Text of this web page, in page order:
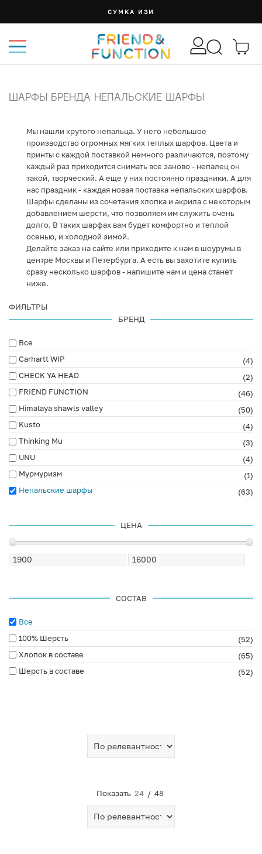
СУМКА ИЗИ
ШАРФЫ БРЕНДА НЕПАЛЬСКИЕ ШАРФЫ
Мы нашли крутого непальца. У него небольшое
производство огромных мягких теплых шарфов. Цвета и
принты с каждой поставкой немного различаются, поэтому
каждый раз приходится снимать все заново - непалец он
такой, творческий. А еще у них постоянно праздники. А для
нас праздник - каждая новая поставка непальских шарфов.
Шарфы сделаны из сочетания хлопка и акрила с некоторым
добавлением шерсти, что позволяем им служить очень
долго. В таких шарфах вам будет комфортно и теплой
осенью, и холодной зимой.
Делайте заказ на сайте или приходите к нам в шоурумы в
центре Москвы и Петербурга. А есть вы захотите купить
сразу несколько шарфов - напишите нам и цена станет
ниже.
ФИЛЬТРЫ
БРЕНД
Все
Carhartt WIP
(4)
CHECK YA HEAD
(2)
FRIEND FUNCTION
(46)
Himalaya shawls valley
(50)
Kusto
(4)
Thinking Mu
(3)
UNU
(4)
Мурмуризм
(1)
Непальские шарфы
(63)
ЦЕНА
СОСТАВ
Все
100% Шерсть
(52)
Хлопок в составе
(65)
Шерсть в составе
(52)
Показать 24 / 48